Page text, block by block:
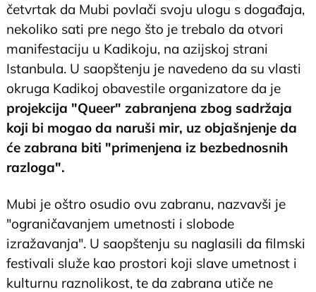
četvrtak da Mubi povlači svoju ulogu s događaja,
nekoliko sati pre nego što je trebalo da otvori
manifestaciju u Kadikoju, na azijskoj strani
Istanbula. U saopštenju je navedeno da su vlasti
okruga Kadikoj obavestile organizatore da je
projekcija "Queer" zabranjena zbog sadržaja
koji bi mogao da naruši mir, uz objašnjenje da
će zabrana biti "primenjena iz bezbednosnih
razloga".
Mubi je oštro osudio ovu zabranu, nazvavši je
"ograničavanjem umetnosti i slobode
izražavanja". U saopštenju su naglasili da filmski
festivali služe kao prostori koji slave umetnost i
kulturnu raznolikost, te da zabrana utiče ne